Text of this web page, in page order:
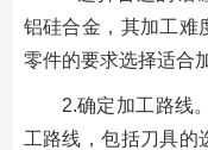
铝硅合金，其加工难
零件的要求选择适合
2.确定加工路线
工路线，包括刀具的